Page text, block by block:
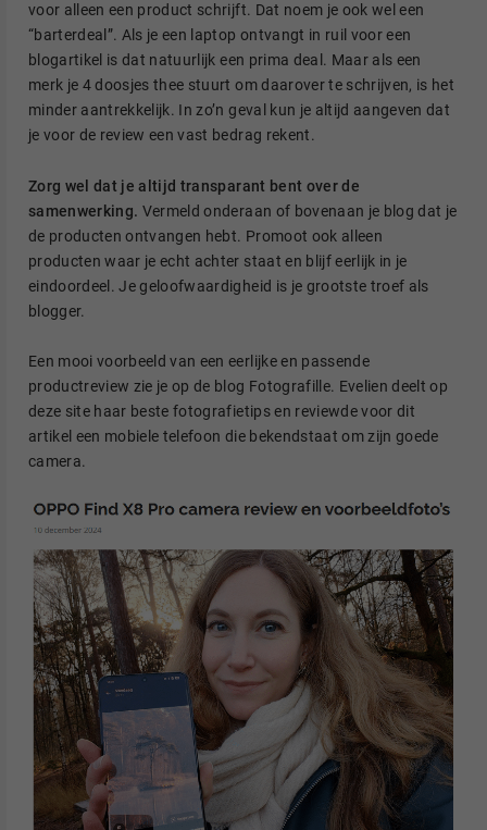
voor alleen een product schrijft. Dat noem je ook wel een
“barterdeal”. Als je een laptop ontvangt in ruil voor een
blogartikel is dat natuurlijk een prima deal. Maar als een
merk je 4 doosjes thee stuurt om daarover te schrijven, is het
minder aantrekkelijk. In zo’n geval kun je altijd aangeven dat
je voor de review een vast bedrag rekent.
Zorg wel dat je altijd transparant bent over de
samenwerking. Vermeld onderaan of bovenaan je blog dat je
de producten ontvangen hebt. Promoot ook alleen
producten waar je echt achter staat en blijf eerlijk in je
eindoordeel. Je geloofwaardigheid is je grootste troef als
blogger.
Een mooi voorbeeld van een eerlijke en passende
productreview zie je op de blog Fotografille. Evelien deelt op
deze site haar beste fotografietips en reviewde voor dit
artikel een mobiele telefoon die bekendstaat om zijn goede
camera.